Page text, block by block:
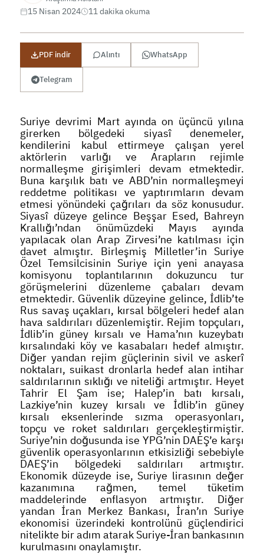
15 Nisan 2024 11 dakika okuma
PDF indir Alıntı WhatsApp
Telegram
Suriye devrimi Mart ayında on üçüncü yılına
girerken bölgedeki siyasî denemeler,
kendilerini kabul ettirmeye çalışan yerel
aktörlerin varlığı ve Arapların rejimle
normalleşme girişimleri devam etmektedir.
Buna karşılık batı ve ABD’nin normalleşmeyi
reddetme politikası ve yaptırımların devam
etmesi yönündeki çağrıları da söz konusudur.
Siyasî düzeye gelince Beşşar Esed, Bahreyn
Krallığı’ndan önümüzdeki Mayıs ayında
yapılacak olan Arap Zirvesi’ne katılması için
davet almıştır. Birleşmiş Milletler’in Suriye
Özel Temsilcisinin Suriye için yeni anayasa
komisyonu toplantılarının dokuzuncu tur
görüşmelerini düzenleme çabaları devam
etmektedir. Güvenlik düzeyine gelince, İdlib’te
Rus savaş uçakları, kırsal bölgeleri hedef alan
hava saldırıları düzenlemiştir. Rejim topçuları,
İdlib’in güney kırsalı ve Hama’nın kuzeybatı
kırsalındaki köy ve kasabaları hedef almıştır.
Diğer yandan rejim güçlerinin sivil ve askerî
noktaları, suikast dronlarla hedef alan intihar
saldırılarının sıklığı ve niteliği artmıştır. Heyet
Tahrir El Şam ise; Halep’in batı kırsalı,
Lazkiye’nin kuzey kırsalı ve İdlib’in güney
kırsalı eksenlerinde sızma operasyonları,
topçu ve roket saldırıları gerçekleştirmiştir.
Suriye’nin doğusunda ise YPG’nin DAEŞ’e karşı
güvenlik operasyonlarının etkisizliği sebebiyle
DAEŞ’in bölgedeki saldırıları artmıştır.
Ekonomik düzeyde ise, Suriye lirasının değer
kazanımına rağmen, temel tüketim
maddelerinde enflasyon artmıştır. Diğer
yandan İran Merkez Bankası, İran’ın Suriye
ekonomisi üzerindeki kontrolünü güçlendirici
nitelikte bir adım atarak Suriye-İran bankasının
kurulmasını onaylamıştır.